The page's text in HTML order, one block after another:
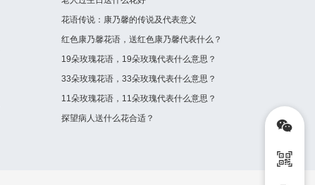
花语传说：康乃馨的传说及代表意义
红色康乃馨花语，送红色康乃馨代表什么？
19朵玫瑰花语，19朵玫瑰代表什么意思？
33朵玫瑰花语，33朵玫瑰代表什么意思？
11朵玫瑰花语，11朵玫瑰代表什么意思？
探望病人送什么花合适？